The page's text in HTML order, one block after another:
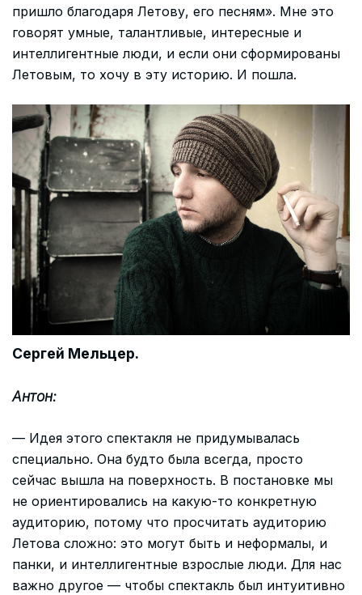
пришло благодаря Летову, его песням». Мне это
говорят умные, талантливые, интересные и
интеллигентные люди, и если они сформированы
Летовым, то хочу в эту историю. И пошла.
Сергей Мельцер.
Антон:
— Идея этого спектакля не придумывалась
специально. Она будто была всегда, просто
сейчас вышла на поверхность. В постановке мы
не ориентировались на какую-то конкретную
аудиторию, потому что просчитать аудиторию
Летова сложно: это могут быть и неформалы, и
панки, и интеллигентные взрослые люди. Для нас
важно другое — чтобы спектакль был интуитивно